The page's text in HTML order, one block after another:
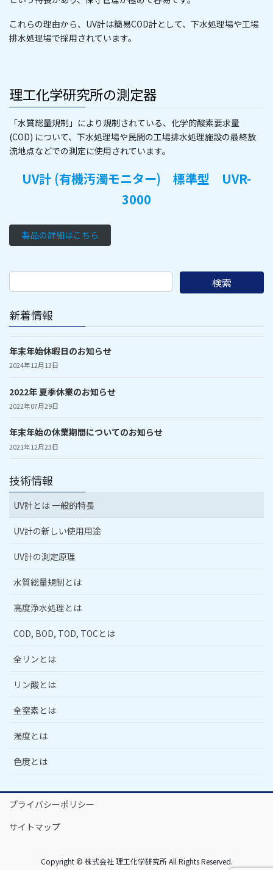
これらの理由から、UV計は簡易COD計として、下水処理場や工場
排水処理場で採用されています。
理工化学研究所の測定器
「水質総量規制」により規制されている、化学的酸素要求量
(COD) について、下水処理場や民間の工場排水処理施設の最終放
流地点などでの測定に使用されています。
UV計 (有機汚濁モニター) 標準型 UVR-
3000
製品の詳細はこちら
新着情報
年末年始休暇日のお知らせ
2024年12月13日
2022年 夏季休業のお知らせ
2022年07月29日
年末年始の休業期間についてのお知らせ
2021年12月23日
技術情報
UV計とは 一般的特長
UV計の新しい使用用途
UV計の測定原理
水質総量規制とは
高度浄水処理とは
COD, BOD, TOD, TOCとは
全リンとは
リン酸とは
全窒素とは
濁度とは
色度とは
プライバシーポリシー
サイトマップ
Copyright © 株式会社 理工化学研究所 All Rights Reserved.